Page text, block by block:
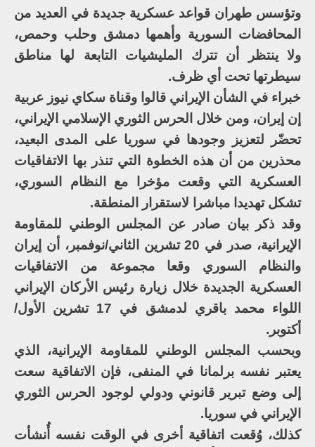
وتؤسس طهران قواعد عسكرية جديدة في العديد من
المحافضات السورية وأهمها دمشق وحلب وحمص،
ولا ينتظر أن تترك المليشيات التابعة لها مناطق
سيطرتها تحت أي ظرف.
خبراء في الشأن الإيراني قالوا وقناة سكاي نيوز عربية
إن إيران، ومن خلال الحرس الثوري الإسلامي الإيراني،
تحضّر لتعزيز وجودها في سوريا على المدى البعيد،
محذرين من أن هذه الخطوة التي تنذر بها الاتفاقيات
العسكرية التي وقعت مؤخرا مع النظام السوري،
تشكل تهديدا مباشرا لاستقرار المنطقة.
وقد ذكر بيان صادر عن المجلس الوطني للمقاومة
الإيرانية، صدر في 20 تشرين الثاني/نوفمبر، أن إيران
والنظام السوري وقعا مجموعة من الاتفاقيات
العسكرية الجديدة خلال زيارة رئيس الأركان الإيراني
اللواء محمد باقري لدمشق في 17 تشرين الأول/
أكتوبر.
وبحسب المجلس الوطني للمقاومة الإيرانية، الذي
يعتبر نفسه برلمانا في المنفى، فإن الاتفاقية سعت
إلى وضع تبرير قانوني ودولي لوجود الحرس الثوري
الإيراني في سوريا.
كذلك، وُقعت اتفاقية أخرى في الوقت نفسه أُنشأت